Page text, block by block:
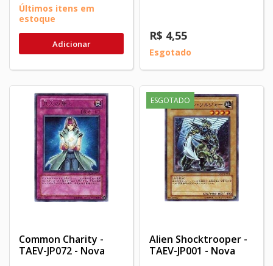
Últimos itens em
estoque
Adicionar
R$ 4,55
Esgotado
Common Charity -
TAEV-JP072 - Nova
ESGOTADO
Alien Shocktrooper -
TAEV-JP001 - Nova